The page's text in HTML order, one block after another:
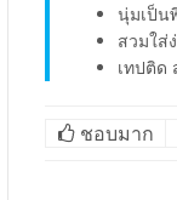
นุ่มเป็น
สวมใส่
เทปติด
ชอบมาก